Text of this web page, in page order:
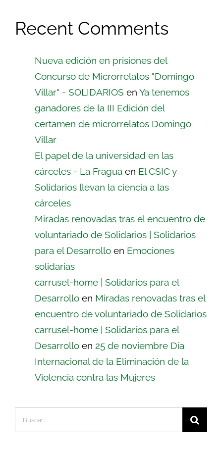
Recent Comments
Nueva edición en prisiones del
Concurso de Microrrelatos "Domingo
Villar" - SOLIDARIOS en Ya tenemos
ganadores de la III Edición del
certamen de microrrelatos Domingo
Villar
El papel de la universidad en las
cárceles - La Fragua en El CSIC y
Solidarios llevan la ciencia a las
cárceles
Miradas renovadas tras el encuentro de
voluntariado de Solidarios | Solidarios
para el Desarrollo en Emociones
solidarias
carrusel-home | Solidarios para el
Desarrollo en Miradas renovadas tras el
encuentro de voluntariado de Solidarios
carrusel-home | Solidarios para el
Desarrollo en 25 de noviembre Día
Internacional de la Eliminación de la
Violencia contra las Mujeres